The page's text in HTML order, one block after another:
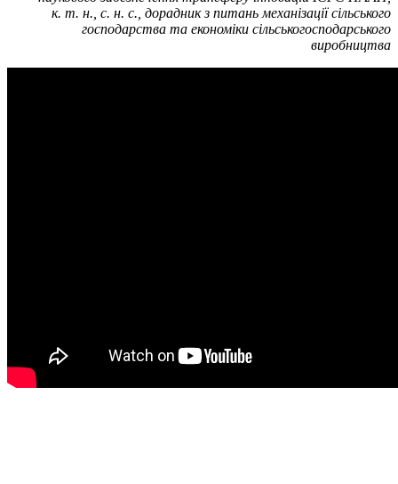
к. т. н., с. н. с., дорадник з питань механізації сільського
господарства та економіки сільськогосподарського
виробництва